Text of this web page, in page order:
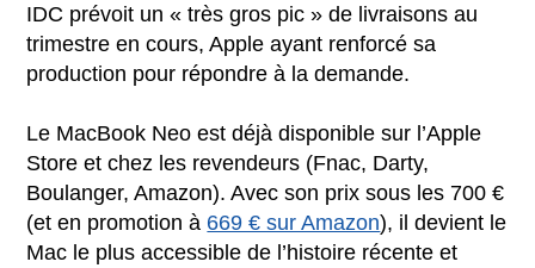
IDC prévoit un « très gros pic » de livraisons au
trimestre en cours, Apple ayant renforcé sa
production pour répondre à la demande.
Le MacBook Neo est déjà disponible sur l’Apple
Store et chez les revendeurs (Fnac, Darty,
Boulanger, Amazon). Avec son prix sous les 700 €
(et en promotion à 669 € sur Amazon), il devient le
Mac le plus accessible de l’histoire récente et